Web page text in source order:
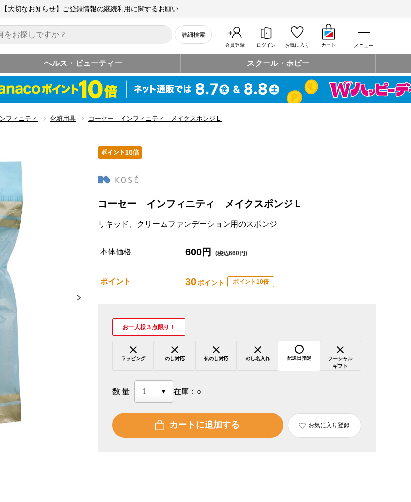
【大切なお知らせ】ご登録情報の継続利用に関するお願い
詳細検索
会員登録 ログイン お気に入り カート メニュー
ヘルス・ビューティー スクール・ホビー
フィニティ 化粧用具 コーセー インフィニティ メイクスポンジＬ
コーセー インフィニティ メイクスポンジＬ
リキッド、クリームファンデーション用のスポンジ
本体価格 600円 (税込660円)
ポイント 30ポイント ポイント10倍
お一人様３点限り！
ラッピング のし対応 仏のし対応 のし名入れ 配送日指定
ソーシャル
ギフト
数量 在庫： ○
カートに追加する お気に入り登録